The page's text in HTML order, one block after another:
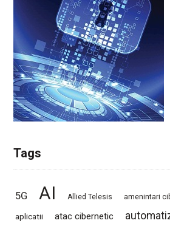
Tags
5G AI Allied Telesis amenintari
aplicatii atac cibernetic